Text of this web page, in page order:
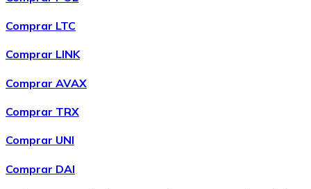
Comprar LTC
Comprar LINK
Comprar AVAX
Comprar TRX
Comprar UNI
Comprar DAI